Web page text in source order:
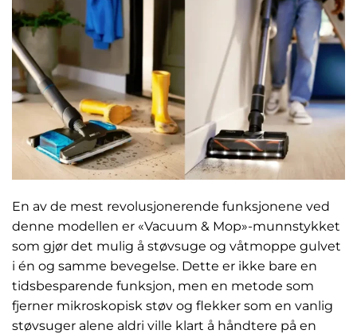
En av de mest revolusjonerende funksjonene ved
denne modellen er «Vacuum & Mop»-munnstykket
som gjør det mulig å støvsuge og våtmoppe gulvet
i én og samme bevegelse. Dette er ikke bare en
tidsbesparende funksjon, men en metode som
fjerner mikroskopisk støv og flekker som en vanlig
støvsuger alene aldri ville klart å håndtere på en